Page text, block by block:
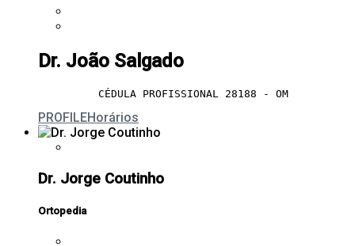
Dr. João Salgado
CÉDULA PROFISSIONAL 28188 - OM
PROFILEHorários
Dr. Jorge Coutinho
Ortopedia